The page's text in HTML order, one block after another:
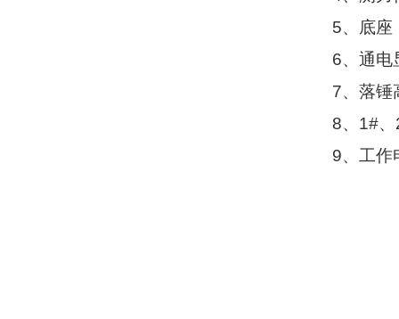
5、底座
6、通电
7、落锤
8、 1#、
9、工作